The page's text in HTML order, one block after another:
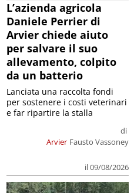
L’azienda agricola
Daniele Perrier di
Arvier chiede aiuto
per salvare il suo
allevamento, colpito
da un batterio
Arvier
di
Fausto Vassoney
il 09/08/2026
Lanciata una raccolta fondi
per sostenere i costi veterinari
e far ripartire la stalla